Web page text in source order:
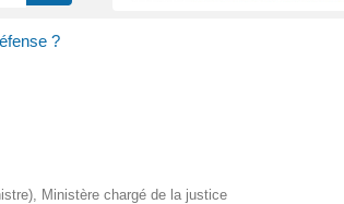
?
Ministère chargé de la justice